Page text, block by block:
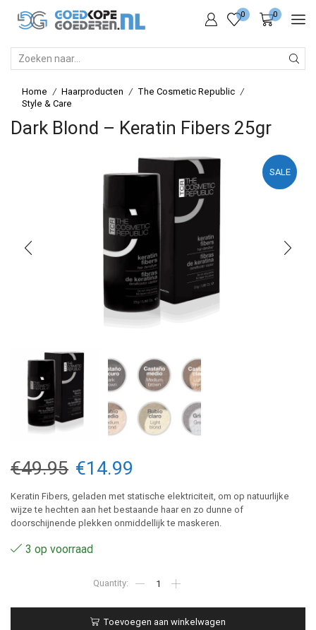
0 0
Home / Haarproducten / The Cosmetic Republic /
Style & Care
Dark Blond – Keratin Fibers 25gr
SALE
€49.95 Oorspronkelijke
prijs
was:
€49.95.
€14.99
prijs
is:
Keratin Fibers, geladen met statische elektriciteit, om op natuurlijke
wijze te hechten aan het bestaande haar en zo dunne of
doorschijnende plekken onmiddellijk te maskeren.
3 op voorraad
blond
Fibers
Toevoegen aan winkelwagen